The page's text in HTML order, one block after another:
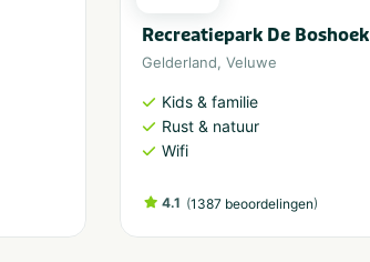
Recreatiepark De Boshoek
Gelderland, Veluwe
Kids & familie
Rust & natuur
Wifi
4.1 (1387 beoordelingen)